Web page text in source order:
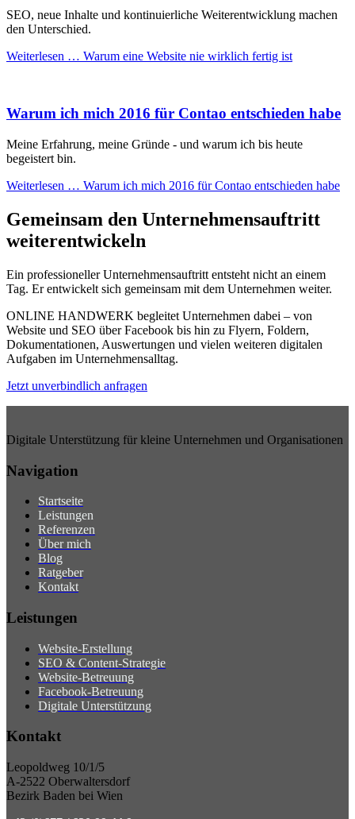
SEO, neue Inhalte und kontinuierliche Weiterentwicklung machen
den Unterschied.
Weiterlesen … Warum eine Website nie wirklich fertig ist
Warum ich mich 2016 für Contao entschieden habe
Meine Erfahrung, meine Gründe - und warum ich bis heute
begeistert bin.
Weiterlesen … Warum ich mich 2016 für Contao entschieden habe
Gemeinsam den Unternehmensauftritt
weiterentwickeln
Ein professioneller Unternehmensauftritt entsteht nicht an einem
Tag. Er entwickelt sich gemeinsam mit dem Unternehmen weiter.
ONLINE HANDWERK begleitet Unternehmen dabei – von
Website und SEO über Facebook bis hin zu Flyern, Foldern,
Dokumentationen, Auswertungen und vielen weiteren digitalen
Aufgaben im Unternehmensalltag.
Jetzt unverbindlich anfragen
Digitale Unterstützung für kleine Unternehmen und Organisationen
Navigation
Startseite
Leistungen
Referenzen
Über mich
Blog
Ratgeber
Kontakt
Leistungen
Website-Erstellung
SEO & Content-Strategie
Website-Betreuung
Facebook-Betreuung
Digitale Unterstützung
Kontakt
Leopoldweg 10/1/5
A-2522 Oberwaltersdorf
Bezirk Baden bei Wien